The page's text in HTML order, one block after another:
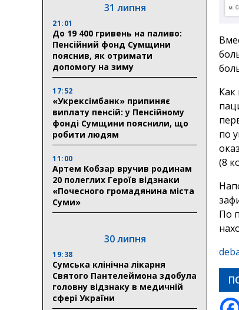
31 липня
21:01
До 19 400 гривень на паливо:
Пенсійний фонд Сумщини
пояснив, як отримати
допомогу на зиму
17:52
«Укрексімбанк» припиняє
виплату пенсій: у Пенсійному
фонді Сумщини пояснили, що
робити людям
11:00
Артем Кобзар вручив родинам
20 полеглих Героїв відзнаки
«Почесного громадянина міста
Суми»
30 липня
19:38
Сумська клінічна лікарня
Святого Пантелеймона здобула
головну відзнаку в медичній
сфері України
Как
по
(8
По